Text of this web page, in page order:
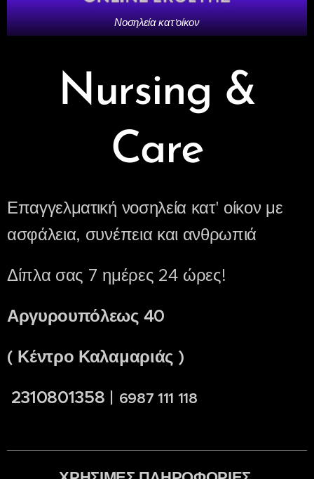
Νοσηλεία κατ'οίκον
Nursing &
Care
Επαγγελματική νοσηλεία κατ' οίκον με
ασφάλεια, συνέπεια και ανθρωπιά
Δίπλα σας 7 ημέρες 24 ώρες!
Αργυρουπόλεως 40
( Κέντρο Καλαμαριάς )
2310801358 | 6987 111 118